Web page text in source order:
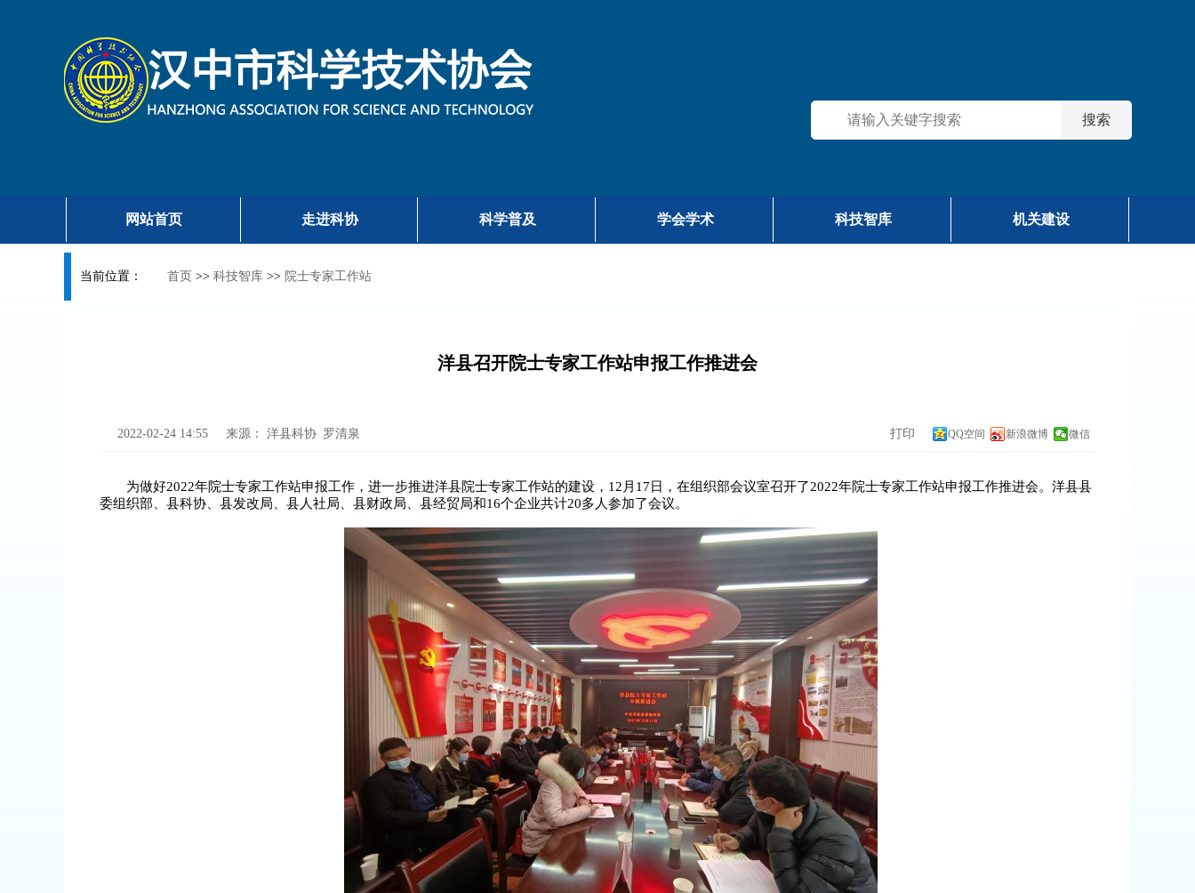
网站首页 走进科协 科学普及 学会学术 科技智库 机关建设
当前位置： 首页 >> 科技智库 >> 院士专家工作站
洋县召开院士专家工作站申报工作推进会
2022-02-24 14:55 来源： 洋县科协 罗清泉 打印 QQ空间 新浪微博 微信
为做好2022年院士专家工作站申报工作，进一步推进洋县院士专家工作站的建设，12月17日，在组织部会议室召开了2022年院士专家工作站申报工作推进会。洋县县
委组织部、县科协、县发改局、县人社局、县财政局、县经贸局和16个企业共计20多人参加了会议。